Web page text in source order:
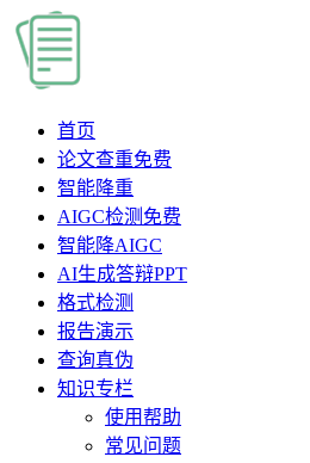
首页
论文查重免费
智能降重
AIGC检测 免费
智能降AIGC
AI生成答辩PPT
格式检测
报告演示
查询真伪
知识专栏
使用帮助
常见问题